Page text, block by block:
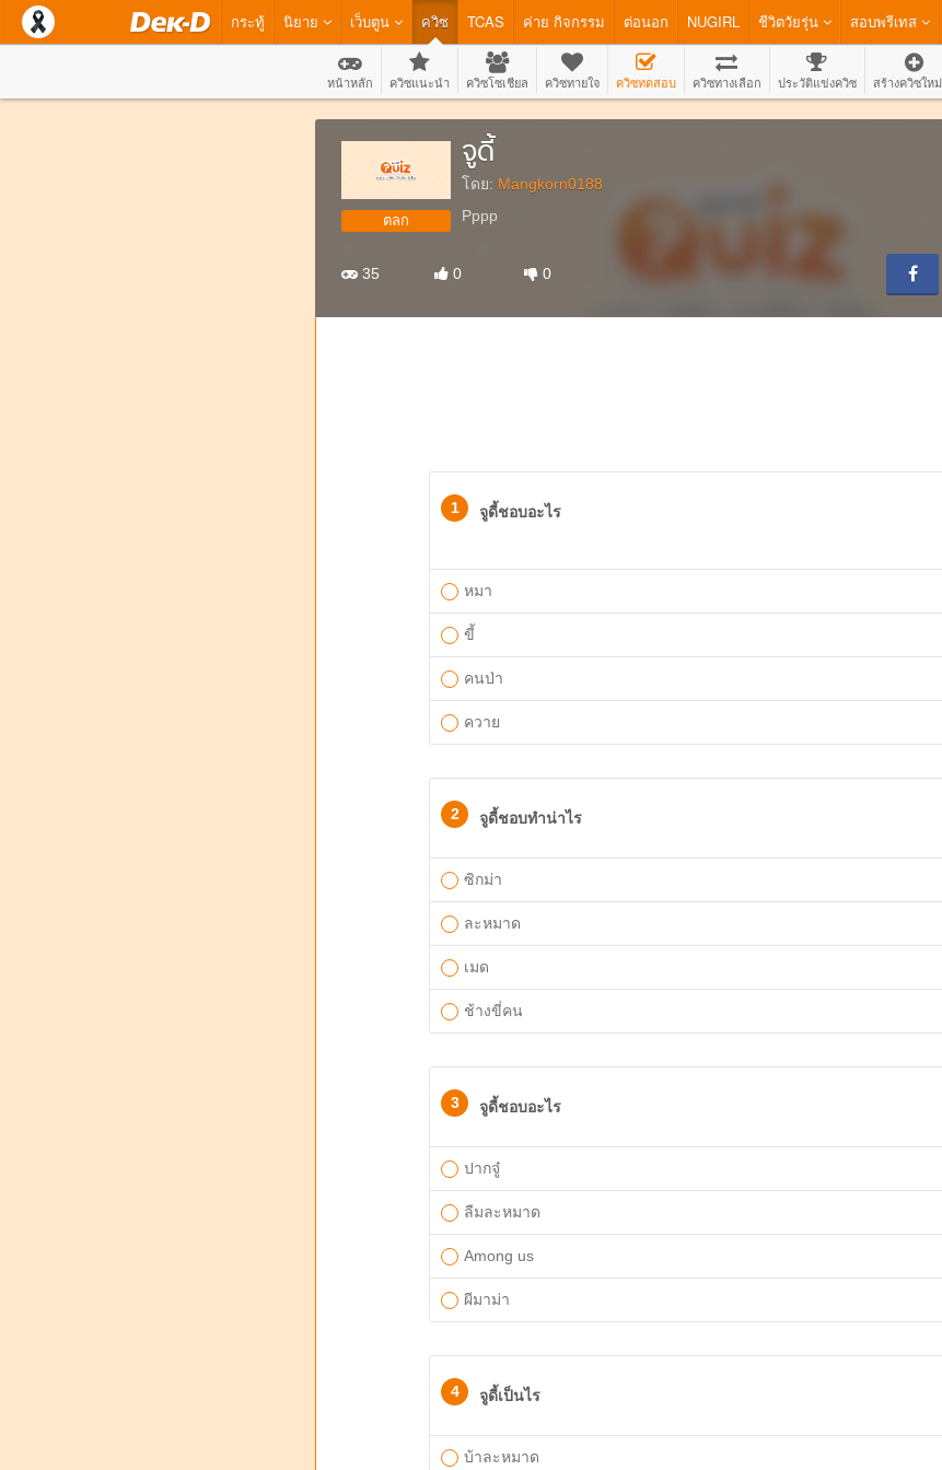
กระทู้ นิยาย เว็บตูน ควิซ TCAS ค่าย กิจกรรม ต่อนอก NUGIRL ชีวิตวัยรุ่น สอบพรีเทส
หน้าหลัก ควิซแนะนำ ควิซโซเชียล ควิซทายใจ ควิซทดสอบ ควิซทางเลือก ประวัติแข่งควิซ สร้างควิซใหม่
ตลก
จูดี้
โดย: Mangkorn0188
Pppp
35 0 0
1 จูดี้ชอบอะไร
หมา
ขี้
คนป่า
ควาย
2 จูดี้ชอบทำน่าไร
ซิกม่า
ละหมาด
เมด
ช้างขี่คน
3 จูดี้ชอบอะไร
ปากจู๋
ลืมละหมาด
Among​ us​
ผีมาม่า
4 จูดี้เป็นไร
บ้าละหมาด